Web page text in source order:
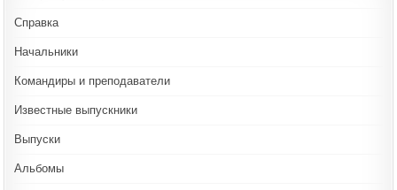
Справка
Начальники
Командиры и преподаватели
Известные выпускники
Выпуски
Альбомы